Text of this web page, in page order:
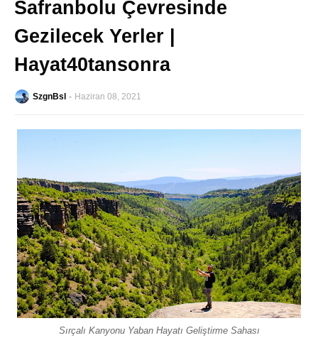
Safranbolu Çevresinde
Gezilecek Yerler |
Hayat40tansonra
SzgnBsl Haziran 08, 2021
Sırçalı Kanyonu Yaban Hayatı Geliştirme Sahası